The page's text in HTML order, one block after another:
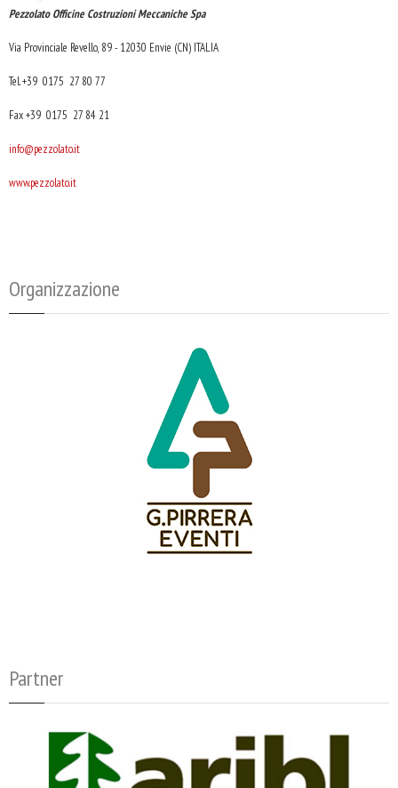
Pezzolato Officine Costruzioni Meccaniche Spa
Via Provinciale Revello, 89 - 12030 Envie (CN) ITALIA
Tel. +39 0175 27 80 77
Fax +39 0175 27 84 21
info@pezzolato.it
www.pezzolato.it
Organizzazione
Partner